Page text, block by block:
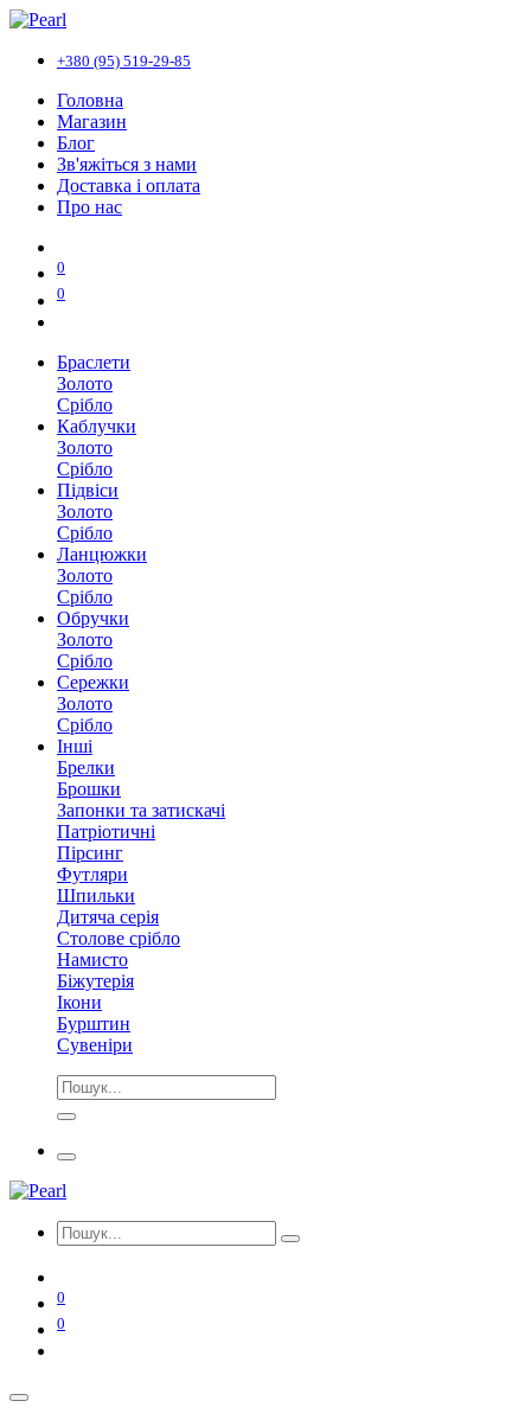
+380 (95) 519-29-85
Головна
Магазин
Блог
Зв'яжіться з нами
Доставка і оплата
Про нас
0
0
Браслети
Золото
Срібло
Каблучки
Золото
Срібло
Підвіси
Золото
Срібло
Ланцюжки
Золото
Срібло
Обручки
Золото
Срібло
Сережки
Золото
Срібло
Інші
Брелки
Брошки
Запонки та затискачі
Патріотичні
Пірсинг
Футляри
Шпильки
Дитяча серія
Столове срібло
Намисто
Біжутерія
Ікони
Бурштин
Сувеніри
0
0